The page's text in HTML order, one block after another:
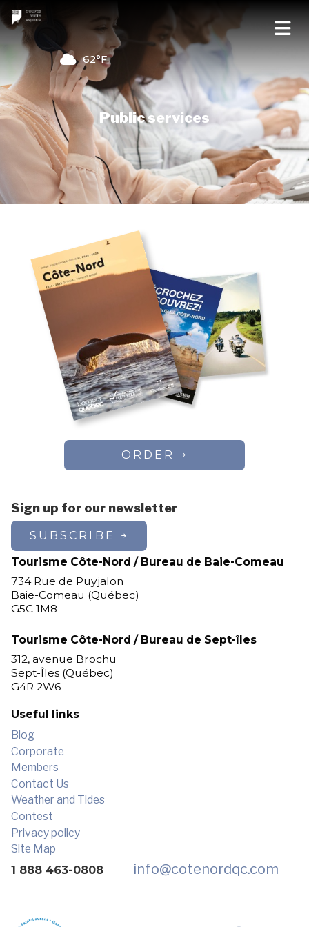
62°F
Public services
ORDER
Sign up for our newsletter
SUBSCRIBE
Tourisme Côte-Nord / Bureau de Baie-Comeau
734 Rue de Puyjalon
Baie-Comeau (Québec)
G5C 1M8
Tourisme Côte-Nord / Bureau de Sept-îles
312, avenue Brochu
Sept-Îles (Québec)
G4R 2W6
Useful links
Blog
Corporate
Members
Contact Us
Weather and Tides
Contest
Privacy policy
Site Map
1 888 463-0808 info@cotenordqc.com